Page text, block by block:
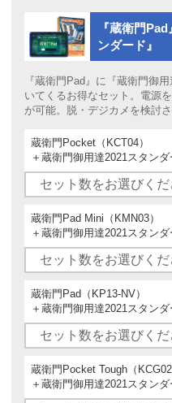
『蔵衛門
ンダード』
『蔵衛門Pad』に『蔵衛門御
いてくるお得なセット。電源
が可能。脱・デジカメを検討
蔵衛門Pocket（KCT04）
＋蔵衛門御用達2021スタンダ
蔵衛門Pad Mini（KMN03）
＋蔵衛門御用達2021スタンダ
蔵衛門Pad（KP13-NV）
＋蔵衛門御用達2021スタンダ
蔵衛門Pocket Tough（KCG02
＋蔵衛門御用達2021スタンダ